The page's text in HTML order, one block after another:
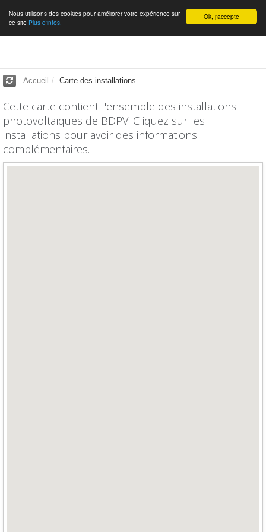
Français Ok, j'accepte
Nous utilisons des cookies pour améliorer votre expérience sur
ce site Plus d'infos.
Accueil Carte des installations
Cette carte contient l'ensemble des installations
photovoltaïques de BDPV. Cliquez sur les
installations pour avoir des informations
complémentaires.